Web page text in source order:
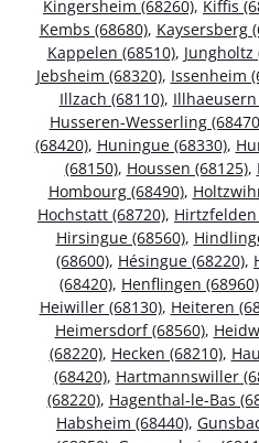
Kingersheim (68260), Kiffis
Kembs (68680), Kaysersberg
Kappelen (68510), Jungholtz
Jebsheim (68320), Issenheim
Illzach (68110), Illhaeusern
Husseren-Wesserling
(68420), Huningue (68330),
(68150), Houssen (68125),
Hombourg (68490),
Hochstatt (68720), Hirtzfelden
Hirsingue (68560),
(68600), Hésingue (68220),
(68420), Henflingen (68960)
Heiwiller (68130), Heiteren
Heimersdorf (68560),
(68220), Hecken (68210),
(68420), Hartmannswiller
(68220), Hagenthal-le-Bas
Habsheim (68440),